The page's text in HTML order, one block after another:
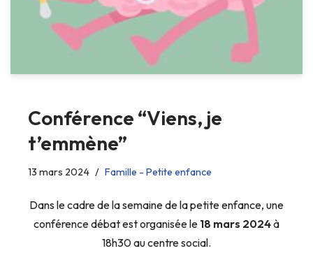
Conférence “Viens, je
t’emmène”
13 mars 2024 Famille - Petite enfance
Dans le cadre de la semaine de la petite enfance, une
conférence débat est organisée le 18 mars 2024à
18h30 au centre social.